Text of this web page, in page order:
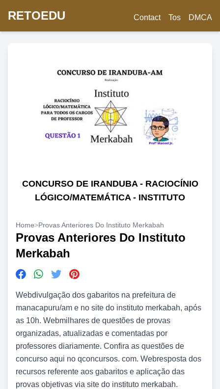
RETOEDU Contact Tos DMCA
CONCURSO DE IRANDUBA - RACIOCÍNIO
LÓGICO/MATEMÁTICA - INSTITUTO
Home>Provas Anteriores Do Instituto Merkabah
Provas Anteriores Do Instituto
Merkabah
Webdivulgação dos gabaritos na prefeitura de
manacapuru/am e no site do instituto merkabah, após
as 10h. Webmilhares de questões de provas
organizadas, atualizadas e comentadas por
professores diariamente. Confira as questões de
concurso aqui no qconcursos. com. Webresposta dos
recursos referente aos gabaritos e aplicação das
provas objetivas via site do instituto merkabah.